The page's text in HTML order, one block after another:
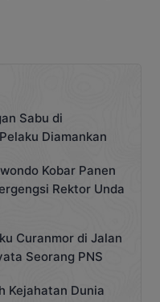
Sabu di
Diamankan
Kobar Panen
Rektor Unda
Curanmor di Jalan
Seorang PNS
Kejahatan Dunia